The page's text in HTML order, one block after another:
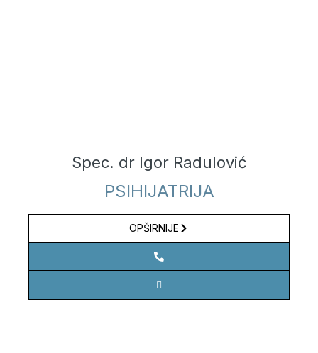
Spec. dr Igor Radulović
PSIHIJATRIJA
OPŠIRNIJE